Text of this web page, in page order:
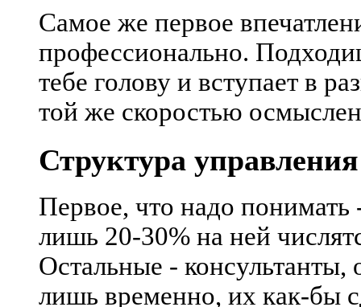
Самое же первое
профессионально.
тебе голову и вступает в
той же скоростью
Структура управления
Первое, что надо
лишь 20-30% на ней
Остальные -
лишь временно, их как-бы